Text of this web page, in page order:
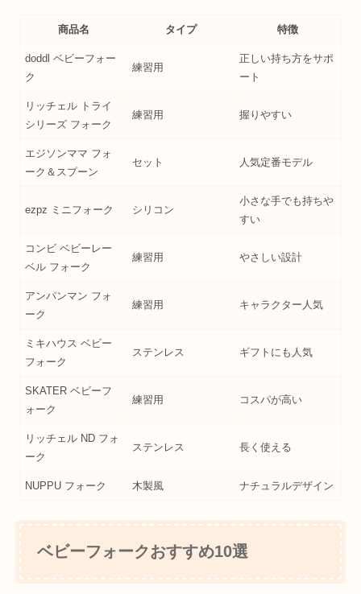
商品名 タイプ 特徴
doddl ベビーフォー
ク
練習用
正しい持ち方をサポ
ート
リッチェル トライ
シリーズ フォーク
練習用 握りやすい
エジソンママ フォ
ーク＆スプーン
セット 人気定番モデル
ezpz ミニフォーク シリコン
小さな手でも持ちや
すい
コンビ ベビーレー
ベル フォーク
練習用 やさしい設計
アンパンマン フォ
ーク
練習用 キャラクター人気
ミキハウス ベビー
フォーク
ステンレス ギフトにも人気
SKATER ベビーフ
ォーク
練習用 コスパが高い
リッチェル ND フォ
ーク
ステンレス 長く使える
NUPPU フォーク 木製風 ナチュラルデザイン
ベビーフォークおすすめ10選